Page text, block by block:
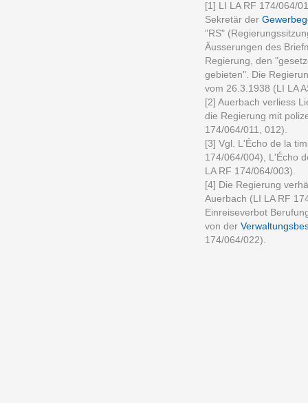
[1] LI LA RF 174/064/
Sekretär der
"RS"
Äusserungen des
Regierung, den
gebieten". Die
vom 26.3.1938 (LI LA
[2] Auerbach verliess
die Regierung mit
174/064/011, 012).
[3] Vgl. L'Écho de la
174/064/004), L'Écho
LA RF 174/064/003).
[4] Die Regierung
Auerbach (LI LA RF
Einreiseverbot
von der
174/064/022).